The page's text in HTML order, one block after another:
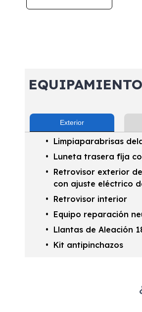
Exterior
Limpiaparabrisas
Luneta trasera fija
Retrovisor exterior
con ajuste eléctrico
Retrovisor interior
Equipo reparación
Llantas de Aleación
Kit antipinchazos